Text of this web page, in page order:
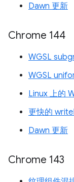
Dawn 更新
Chrome 144
WGSL
WGSL
Linux 上的
更快的
Dawn 更新
Chrome 143